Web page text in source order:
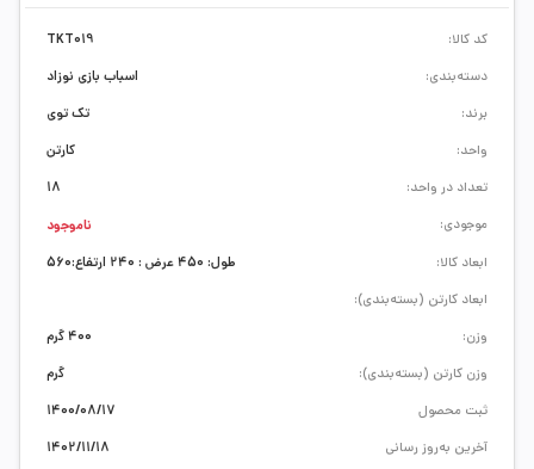
ابعاد کالا:
طول: 450 عرض : 240 ارتفاع:560
ابعاد کارتن (بسته‌بندی):
وزن:
400 گرم
وزن کارتن (بسته‌بندی):
گرم
ثبت محصول
1400/08/17
آخرین به‌روز رسانی
1402/11/18
کد کالا:
TKT019
دسته‌بندی:
اسباب بازی نوزاد
برند:
تک توی
واحد:
کارتن
تعداد در واحد:
18
موجودی:
ناموجود